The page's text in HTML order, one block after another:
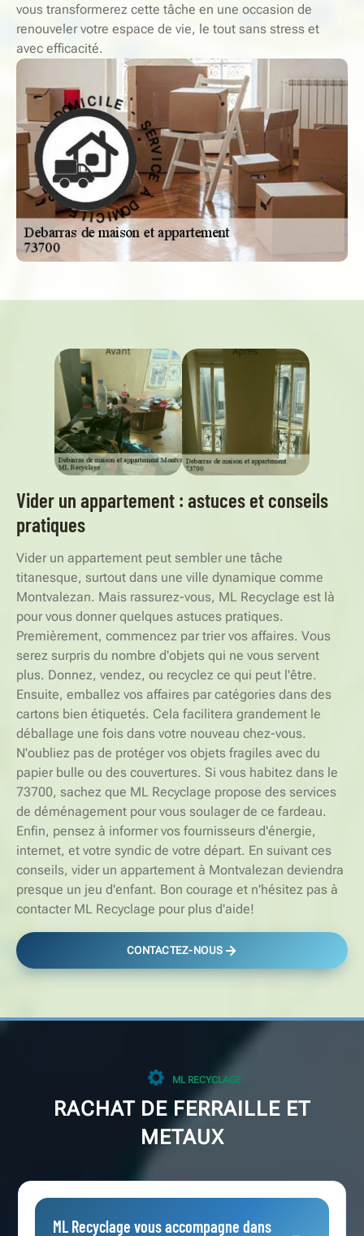
vous transformerez cette tâche en une occasion de
renouveler votre espace de vie, le tout sans stress et
avec efficacité.
S
E
R
V
I
C
E
À
D
O
M
I
C
ILE - SER
VI
C
E
À
D
O
M
I
C
I
L
E
-
Vider un appartement : astuces et conseils
pratiques
Vider un appartement peut sembler une tâche
titanesque, surtout dans une ville dynamique comme
Montvalezan. Mais rassurez-vous, ML Recyclage est là
pour vous donner quelques astuces pratiques.
Premièrement, commencez par trier vos affaires. Vous
serez surpris du nombre d'objets qui ne vous servent
plus. Donnez, vendez, ou recyclez ce qui peut l'être.
Ensuite, emballez vos affaires par catégories dans des
cartons bien étiquetés. Cela facilitera grandement le
déballage une fois dans votre nouveau chez-vous.
N'oubliez pas de protéger vos objets fragiles avec du
papier bulle ou des couvertures. Si vous habitez dans le
73700, sachez que ML Recyclage propose des services
de déménagement pour vous soulager de ce fardeau.
Enfin, pensez à informer vos fournisseurs d'énergie,
internet, et votre syndic de votre départ. En suivant ces
conseils, vider un appartement à Montvalezan deviendra
presque un jeu d'enfant. Bon courage et n'hésitez pas à
contacter ML Recyclage pour plus d'aide!
CONTACTEZ-NOUS
ML RECYCLAGE
RACHAT DE FERRAILLE ET
METAUX
ML Recyclage vous accompagne dans